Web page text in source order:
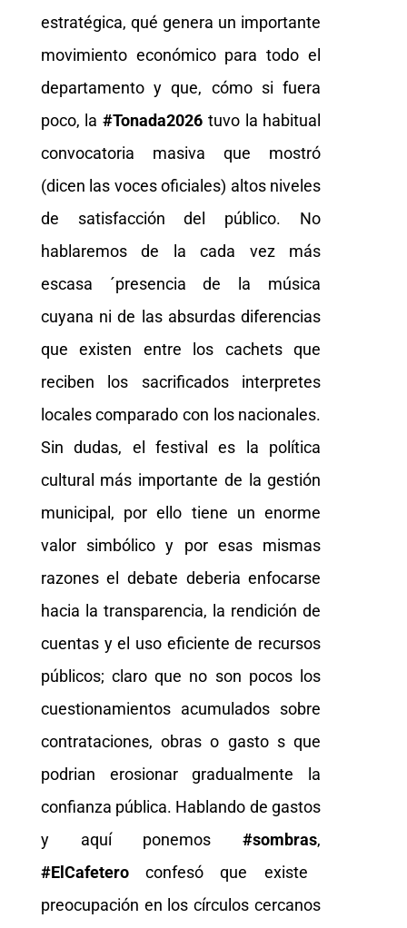
estratégica, qué genera un importante
movimiento económico para todo el
departamento y que, cómo si fuera
poco, la#Tonada2026 tuvo la habitual
convocatoria masiva que mostró
(dicen las voces oficiales) altos niveles
de satisfacción del público. No
hablaremos de la cada vez más
escasa ´presencia de la música
cuyana ni de las absurdas diferencias
que existen entre los cachets que
reciben los sacrificados interpretes
locales comparado con los nacionales.
Sin dudas, el festival es la política
cultural más importante de la gestión
municipal, por ello tiene un enorme
valor simbólico y por esas mismas
razones el debate deberia enfocarse
hacia la transparencia, la rendición de
cuentas y el uso eficiente de recursos
públicos; claro que no son pocos los
cuestionamientos acumulados sobre
contrataciones, obras o gasto s que
podrian erosionar gradualmente la
confianza pública. Hablando de gastos
y aquí ponemos#sombras,
#ElCafeteroconfesó que existe
preocupación en los círculos cercanos